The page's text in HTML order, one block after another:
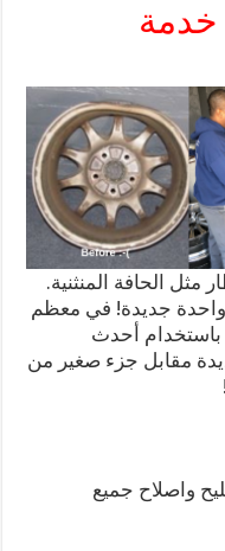
مثل الحافة المنثنية.
واحدة جديدة! في معظم
باستخدام أحدث
مقابل جزء صغير من
واصلاح جميع